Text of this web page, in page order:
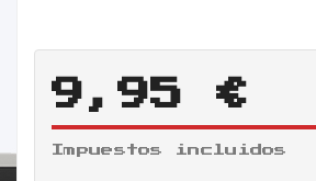
9,95 €
Impuestos incluidos